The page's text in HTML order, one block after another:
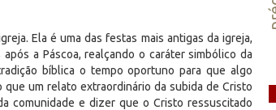
Ela é uma das festas mais antigas da igreja,
a Páscoa, realçando o caráter simbólico da
bíblica o tempo oportuno para que algo
um relato extraordinário da subida de Cristo
comunidade e dizer que o Cristo ressuscitado